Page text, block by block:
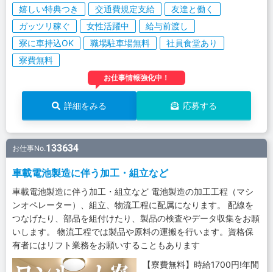
嬉しい特典つき 交通費規定支給
友達と働く
ガッツリ稼ぐ
女性活躍中
給与前渡し
寮に車持込OK
職場駐車場無料
社員食堂あり
寮費無料
お仕事情報強化中！
詳細をみる 応募する
お仕事No.133634
車載電池製造に伴う加工・組立など
車載電池製造に伴う加工・組立など 電池製造の加工工程（マシ
ンオペレーター）、組立、物流工程に配属になります。 配線を
つなげたり、部品を組付けたり、製品の検査やデータ収集をお願
いします。 物流工程では製品や原料の運搬を行います。資格保
有者にはリフト業務をお願いすることもあります
【寮費無料】時給1700円!年間